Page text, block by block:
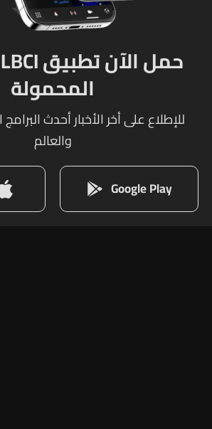
المحمولة
للإطلاع على أخر الأخبار أحدث
والعالم
Google Play